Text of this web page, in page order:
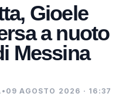
Gioele
a nuoto
Messina
• 09 AGOSTO 2026 · 16:37